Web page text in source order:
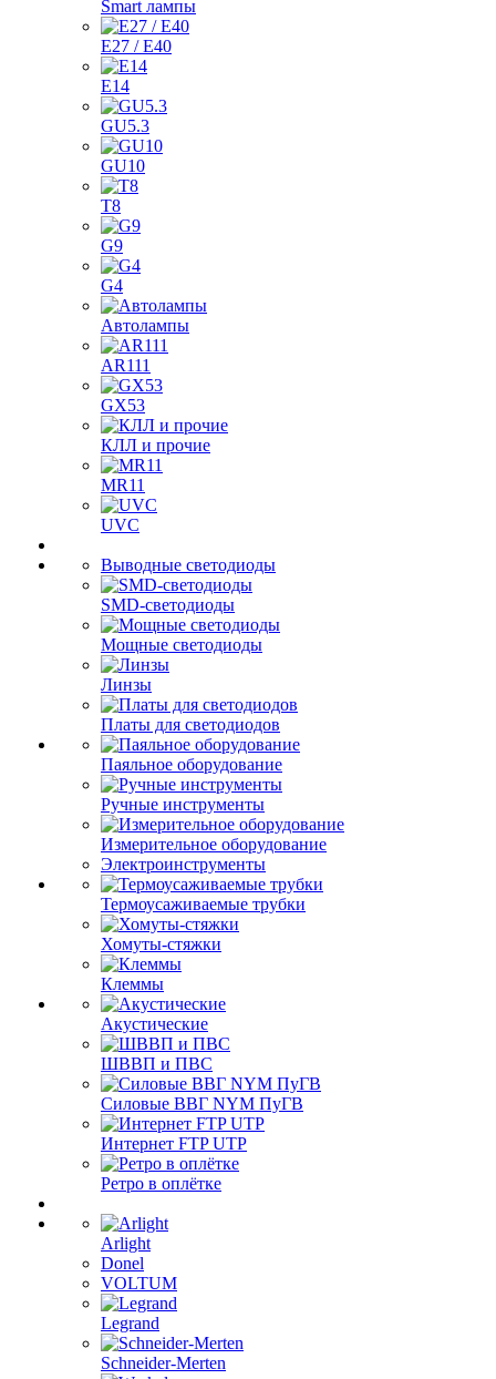
Smart лампы
E27 / E40
E14
GU5.3
GU10
T8
G9
G4
Автолампы
AR111
GX53
КЛЛ и прочие
MR11
UVC
Выводные светодиоды
SMD-светодиоды
Мощные светодиоды
Линзы
Платы для светодиодов
Паяльное оборудование
Ручные инструменты
Измерительное оборудование
Электроинструменты
Термоусаживаемые трубки
Хомуты-стяжки
Клеммы
Акустические
ШВВП и ПВС
Силовые ВВГ NYM ПуГВ
Интернет FTP UTP
Ретро в оплётке
Arlight
Donel
VOLTUM
Legrand
Schneider-Merten